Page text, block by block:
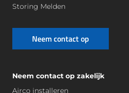
Storing Melden
Neem contact op
Neem contact op zakelijk
Airco installeren